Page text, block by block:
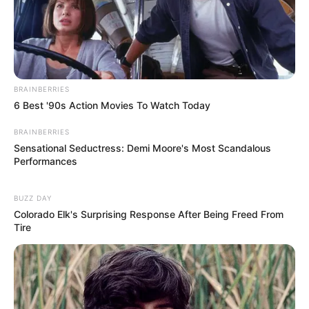
Ketika penyelidikan tersebut berlangsung, insting Dong Min lama-
lama menjadi semakin kuat. Insting Dong Min menjadi
aneh dan mencurigakan, menurut insting detektifnya.
Menurutnya, kasus model hilang itu tidak hanya berupa kasus
orang hilang. Wow, sungguh hal yang sangat mencurigakan
BRAINBERRIES
6 Best '90s Action Movies To Watch Today
BRAINBERRIES
Sensational Seductress: Demi Moore's Most Scandalous
Performances
BUZZ DAY
Colorado Elk's Surprising Response After Being Freed From
Tire